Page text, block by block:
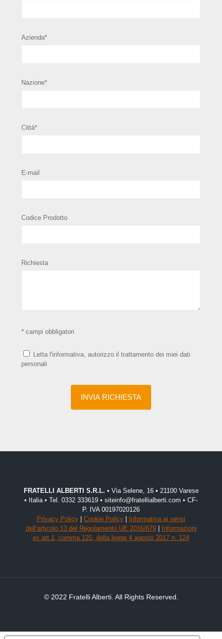
Azienda*
Nazione*
Città*
E-mail
Codice Prodotto
Richiesta
* campi obbligatori
Letta l'informativa, autorizzo il trattamento dei miei dati
personali
FRATELLI ALBERTI S.R.L. • Via Selene, 16 • 21100 Varese
• Italia • Tel. 0332 333619 • siteinfo@fratellialberti.com • CF-
P. IVA 00197020126
Privacy Policy | Cookie Policy | Informativa ai sensi
dell’articolo 13 del Regolamento UE 2016/679| Informazioni
ex art.1, comma 125, della legge 4 agosto 2017 n. 124
© 2022 Fratelli Alberti. All Rights Reserved.